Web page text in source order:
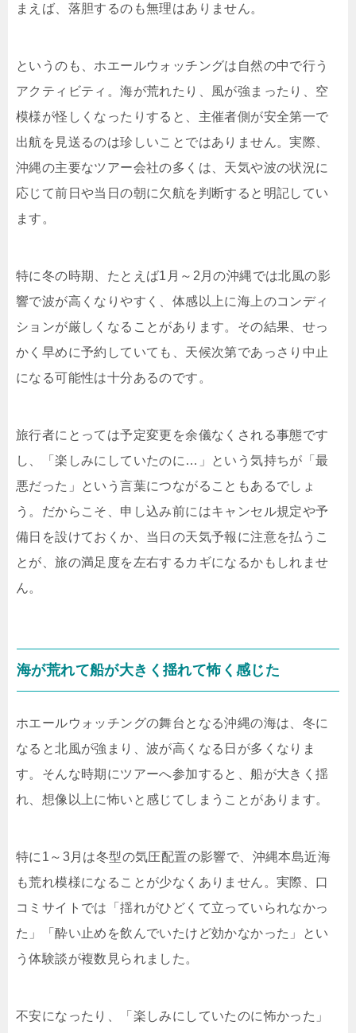
まえば、落胆するのも無理はありません。
というのも、ホエールウォッチングは自然の中で行う
アクティビティ。海が荒れたり、風が強まったり、空
模様が怪しくなったりすると、主催者側が安全第一で
出航を見送るのは珍しいことではありません。実際、
沖縄の主要なツアー会社の多くは、天気や波の状況に
応じて前日や当日の朝に欠航を判断すると明記してい
ます。
特に冬の時期、たとえば1月～2月の沖縄では北風の影
響で波が高くなりやすく、体感以上に海上のコンディ
ションが厳しくなることがあります。その結果、せっ
かく早めに予約していても、天候次第であっさり中止
になる可能性は十分あるのです。
旅行者にとっては予定変更を余儀なくされる事態です
し、「楽しみにしていたのに…」という気持ちが「最
悪だった」という言葉につながることもあるでしょ
う。だからこそ、申し込み前にはキャンセル規定や予
備日を設けておくか、当日の天気予報に注意を払うこ
とが、旅の満足度を左右するカギになるかもしれませ
ん。
海が荒れて船が大きく揺れて怖く感じた
ホエールウォッチングの舞台となる沖縄の海は、冬に
なると北風が強まり、波が高くなる日が多くなりま
す。そんな時期にツアーへ参加すると、船が大きく揺
れ、想像以上に怖いと感じてしまうことがあります。
特に1～3月は冬型の気圧配置の影響で、沖縄本島近海
も荒れ模様になることが少なくありません。実際、口
コミサイトでは「揺れがひどくて立っていられなかっ
た」「酔い止めを飲んでいたけど効かなかった」とい
う体験談が複数見られました。
不安になったり、「楽しみにしていたのに怖かった」